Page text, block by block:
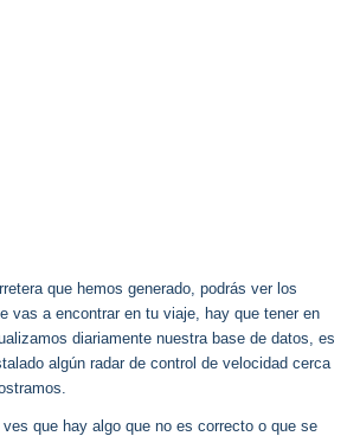
que hemos generado, podrás ver los
vas a encontrar en tu viaje, hay que tener en
diariamente nuestra base de datos, es
algún radar de control de velocidad cerca
que hay algo que no es correcto o que se